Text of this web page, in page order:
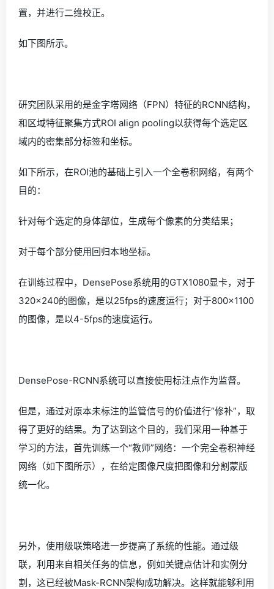
置，并进行二维校正。
如下图所示。
研究团队采用的是金字塔网络（FPN）特征的RCNN结构，
和区域特征聚集方式ROI align pooling以获得每个选定区
域内的密集部分标签和坐标。
如下所示，在ROI池的基础上引入一个全卷积网络，有两个
目的：
针对每个选定的身体部位，生成每个像素的分类结果；
对于每个部分使用回归本地坐标。
在训练过程中，DensePose系统用的GTX1080显卡，对于
320×240的图像，是以25fps的速度运行；对于800×1100
的图像，是以4-5fps的速度运行。
DensePose-RCNN系统可以直接使用标注点作为监督。
但是，通过对原本未标注的监管信号的价值进行“修补”，取
得了更好的结果。为了达到这个目的，我们采用一种基于
学习的方法，首先训练一个“教师”网络：一个完全卷积神经
网络（如下图所示），在给定图像尺度把图像和分割蒙版
统一化。
另外，使用级联策略进一步提高了系统的性能。通过级
联，利用来自相关任务的信息，例如关键点估计和实例分
割，这已经被Mask-RCNN架构成功解决。这样就能够利用